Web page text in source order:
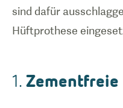
sind dafür
Hüftprothese
1. Zementfreie